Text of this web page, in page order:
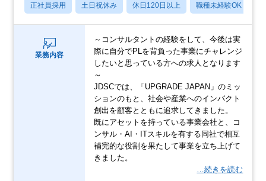
正社員採用 土日祝休み 休日120日以上 職種未経験OK
業務内容
～コンサルタントの経験をして、今後は実
際に自分でPLを背負った事業にチャレンジ
したいと思っている方への求人となります
～
JDSCでは、「UPGRADE JAPAN」のミッ
ションのもと、社会や産業へのインパクト
創出を顧客とともに追求してきました。
既にアセットを持っている事業会社と、コ
ンサル・AI・ITスキルを有する同社で相互
補完的な役割を果たして事業を立ち上げて
きました。
…続きを読む